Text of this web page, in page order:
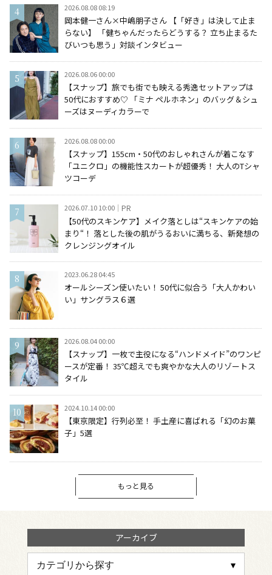
2026.08.08 08:19
岡本健一さん×中嶋朋子さん 【「好き」は決して止ま
らない】 「健ちゃんだったらどうする？ 立ち止まるた
びいつも思う」対談インタビュー
2026.08.06 00:00
【スナップ】旅でも街でも映える秀逸セットアップは
50代におすすめ♡ 「ミナ ペルホネン」のバッグ＆シュ
ーズはヌーディカラーで
2026.08.08 00:00
【スナップ】155cm・50代のおしゃれさんが着こなす
「ユニクロ」の機能性スカートが超優秀！ 大人のTシャ
ツコーデ
2026.07.10 10:00 PR
【50代のスキンケア】メイク落としは“スキンケアの始
まり“！ 落とした後の肌がうるおいに満ちる、新発想の
クレンジングオイル
2023.06.28 04:45
オールシーズン使いたい！ 50代に似合う「大人かわい
い」サングラス６選
2026.08.04 00:00
【スナップ】一枚で主役になる“ハンドメイド”のワンピ
ースが定番！ 35℃超えでも爽やかな大人のリゾートス
タイル
2024.10.14 00:00
【東京限定】行列必至！ 手土産に喜ばれる「幻のお菓
子」5選
もっと見る
アーカイブ